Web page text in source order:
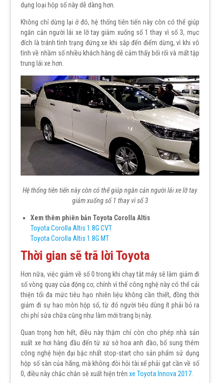
dụng loại hộp số này dễ dàng hơn.
Không chỉ dừng lại ở đó, hệ thống tiên tiến này còn có thể giúp
ngăn cản người lái xe lỡ tay giảm xuống số 1 thay vì số 3, mục
đích là tránh tình trạng đứng xe khi sắp đến điểm dừng, vì khi vô
tình về nhầm số nhiều khách hàng dễ cảm thấy bối rối và mất tập
trung lái xe hơn.
Hệ thống tiên tiến này còn có thể giúp ngăn cản người lái xe lỡ tay
giảm xuống số 1 thay vì số 3
Xem thêm phiên bản Toyota Corolla Altis
Toyota Corolla Altis 1.8G CVT
Toyota Corolla Altis 1.8G MT
Thời gian sẽ trã lời Toyota
Hơn nữa, việc giảm về số 0 trong khi chạy tắt máy sẽ làm giảm đi
số vòng quay của động cơ, chính vì thế công nghệ này có thể cải
thiện tối đa mức tiêu hạo nhiên liệu không cần thiết, đồng thời
giảm đi sự hao mòn hộp số, từ đó người tiêu dùng ít phải bỏ ra
chi phí sửa chữa cũng như làm mới trang bị này.
Quan trọng hơn hết, điều này thậm chí còn cho phép nhà sản
xuất xe hơi hàng đầu đến từ xứ sở hoa anh đào, bổ sung thêm
công nghệ hiện đại bậc nhất stop-start cho sản phẩm sử dụng
hộp số sàn của hãng, mà không đòi hỏi tài xế phải gạt cần về số
0, điều này chắc chắn sẽ xuất hiện trênxe Toyota Innova 2017